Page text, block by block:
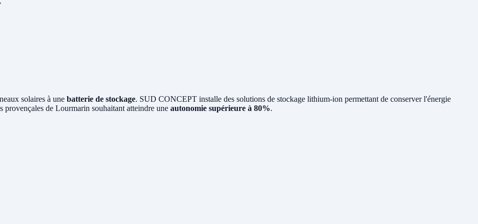
solaires à une batterie de stockage. SUD CONCEPT installe des solutions de stockage lithium-ion permettant de conserver l'énergie
de Lourmarin souhaitant atteindre une autonomie supérieure à 80%.